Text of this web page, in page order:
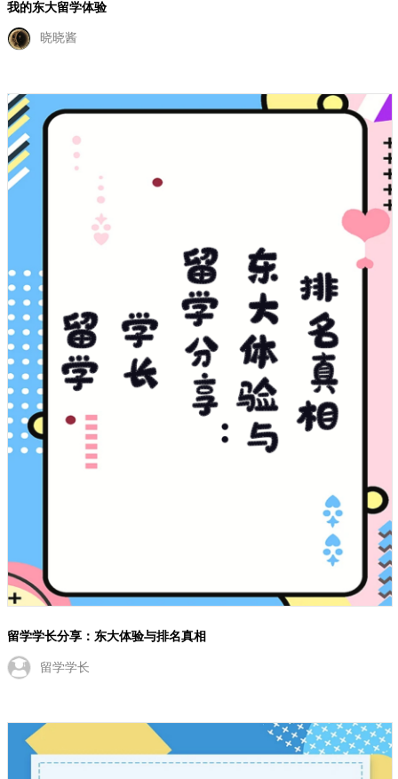
我的东大留学体验
晓晓酱
留学学长分享：东大体验与排名真相
留学学长